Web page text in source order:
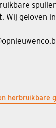
geloven
herbruikbare